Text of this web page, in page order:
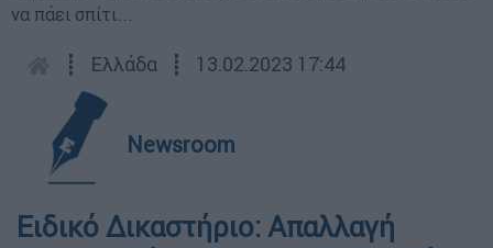
να πάει σπίτι...
┋ Ελλάδα ┋ 13.02.2023 17:44
Newsroom
Ειδικό Δικαστήριο: Απαλλαγή